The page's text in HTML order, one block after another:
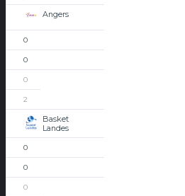
Angers
0
0
0
2
Basket
Landes
0
0
0